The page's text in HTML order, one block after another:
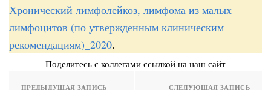
Хронический лимфолейкоз, лимфома из малых
лимфоцитов (по утвержденным клиническим
рекомендациям)_2020.
Поделитесь с коллегами ссылкой на наш сайт
ПРЕДЫДУЩАЯ ЗАПИСЬ СЛЕДУЮЩАЯ ЗАПИСЬ